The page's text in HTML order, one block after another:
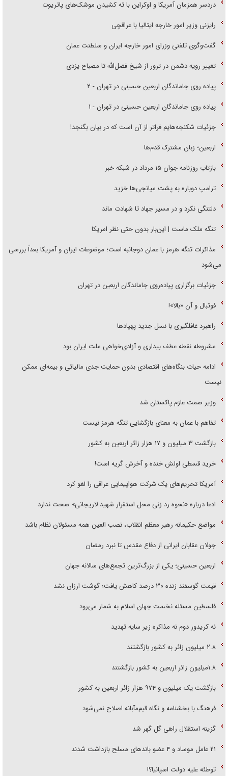
دردسر همزمان آمریکا و اوکراین با ته کشیدن موشک‌های پاتریوت
رایزنی وزیر امور خارجه ایتالیا با عراقچی
گفت‌وگوی تلفنی وزرای امور خارجه ایران و سلطنت عمان
تغییر رویه دشمن در ترور از شیخ فضل‌الله تا مصباح یزدی
پیاده روی جاماندگان اربعین حسینی در تهران - ۲
پیاده روی جاماندگان اربعین حسینی در تهران - ۱
جزئیات شکنجه‌هایم فراتر از آن است که در بیان بگنجد!
اربعین؛ زبان مشترک قدم‌ها
بازتاب روزنامه جوان ۱۵ مرداد در شبکه خبر
ترامپ دوباره به پشت میانجی‌ها خزید
دلتنگی نکرد و در مسیر جهاد تا شهادت ماند
تنگه ملک ماست | این‌بار بدون حتی نظر امریکا
مذاکرات تنگه هرمز با عمان دوجانبه است؛ موضوعات ایران و آمریکا بعداً بررسی
می‌شود
جزئیات برگزاری پیاده‌روی جاماندگان اربعین در تهران
فوتبال و آن «بالا»!
راهبرد غافلگیری با نسل جدید پهپاد‌ها
مشروطه نقطه عطف بیداری و آزادی‌خواهی ملت ایران بود
ادامه حیات بنگاه‌های اقتصادی بدون حمایت جدی مالیاتی و بیمه‌ای ممکن
نیست
وزیر صمت عازم پاکستان شد
تفاهم با عمان به معنای بازگشایی تنگه هرمز نیست
بازگشت ۳ میلیون و ۱۷ هزار زائر اربعین به کشور
خرید قسطی اولش خنده و آخرش گریه است!
آمریکا تحریم‌های یک شرکت هواپیمایی عراقی را لغو کرد
ادعا درباره «نحوه رد زنی محل استقرار شهید لاریجانی» صحت ندارد
مواضع حکیمانه رهبر معظم انقلاب، نصب العین همه مسئولان نظام باشد
جولان عقابان ایرانی از دفاع مقدس تا نبرد رمضان
اربعین حسینی؛ یکی از بزرگ‌ترین تجمع‌های سالانه جهان
قیمت گوسفند زنده ۳۰ درصد کاهش یافت؛ گوشت ارزان نشد
فلسطین مسئله نخست جهان اسلام به شمار می‌رود
نه کریدور دوم نه مذاکره زیر سایه تهدید
۲.۸ میلیون زائر به کشور بازگشتند
۱.۸میلیون زائر اربعین به کشور بازگشتند
بازگشت یک میلیون و ۹۷۴ هزار زائر اربعین به کشور
فرهنگ با بخشنامه و نگاه قیم‌مآبانه اصلاح نمی‌شود
گزینه استقلال راهی گل گهر شد
۲۱ عامل موساد و ۴ عضو باند‌های مسلح بازداشت شدند
توطئه علیه دولت اسپانیا؟!